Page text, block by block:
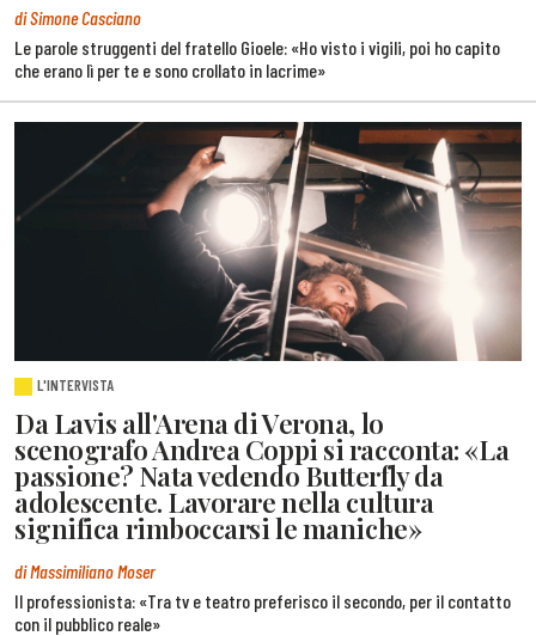
di Simone Casciano
Le parole struggenti del fratello Gioele: «Ho visto i vigili, poi ho capito
che erano lì per te e sono crollato in lacrime»
L'INTERVISTA
Da Lavis all'Arena di Verona, lo
scenografo Andrea Coppi si racconta: «La
passione? Nata vedendo Butterfly da
adolescente. Lavorare nella cultura
significa rimboccarsi le maniche»
di Massimiliano Moser
Il professionista: «Tra tv e teatro preferisco il secondo, per il contatto
con il pubblico reale»